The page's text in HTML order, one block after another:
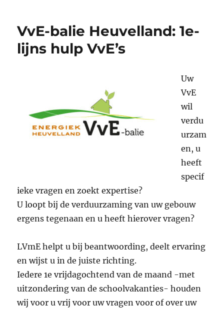
VvE-balie Heuvelland: 1e-
lijns hulp VvE’s
Uw
VvE
wil
verdu
urzam
en, u
heeft
specif
ieke vragen en zoekt expertise?
U loopt bij de verduurzaming van uw gebouw
ergens tegenaan en u heeft hierover vragen?
LVmE helpt u bij beantwoording, deelt ervaring
en wijst u in de juiste richting.
Iedere 1e vrijdagochtend van de maand -met
uitzondering van de schoolvakanties- houden
wij voor u vrij voor uw vragen voor of over uw